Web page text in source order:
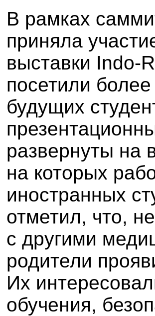
В рамках
приняла
выставки Indo-
посетили
будущих
развернуты на
на которых
иностранных
отметил, что,
с другими
родители
Их
обучения,